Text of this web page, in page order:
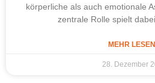
körperliche als auch emotionale
zentrale Rolle spielt
MEHR
28. Dezember